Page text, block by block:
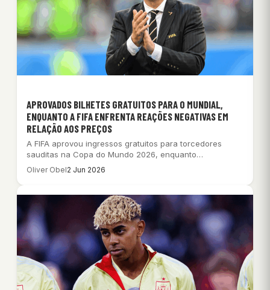
APROVADOS BILHETES GRATUITOS PARA O MUNDIAL,
ENQUANTO A FIFA ENFRENTA REAÇÕES NEGATIVAS EM
RELAÇÃO AOS PREÇOS
A FIFA aprovou ingressos gratuitos para torcedores
sauditas na Copa do Mundo 2026, enquanto
autoridades…
Oliver Obel2 Jun 2026